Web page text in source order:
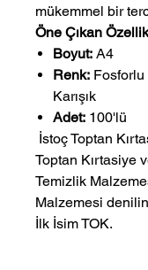
mükemmel bir
Öne Çıkan
Boyut: A4
Renk: Fosforlu
Karışık
Adet: 100'lü
Toptan Kırtasiye
Temizlik
Malzemesi
İlk İsim TOK.